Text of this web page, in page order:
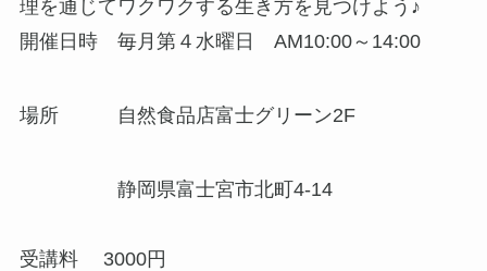
理を通じてワクワクする生き方を見つけよう♪
開催日時 毎月第４水曜日 AM10:00～14:00
場所 自然食品店富士グリーン2F
静岡県富士宮市北町4-14
受講料 3000円